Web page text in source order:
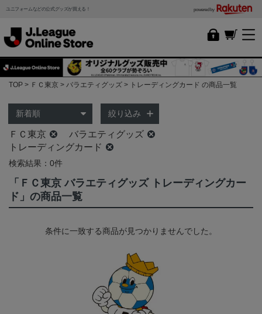
ユニフォームなどの公式グッズが買える！ powered by
TOP ＦＣ東京 バラエティグッズ トレーディングカード の商品一覧
絞り込み
ＦＣ東京
バラエティグッズ
トレーディングカード
検索結果：0件
「ＦＣ東京 バラエティグッズ トレーディングカー
ド」の商品一覧
条件に一致する商品が見つかりませんでした。